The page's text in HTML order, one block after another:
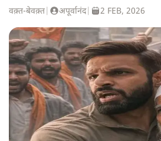
वक़्त-बेवक़्त अपूर्वानंद| 2 FEB, 2026